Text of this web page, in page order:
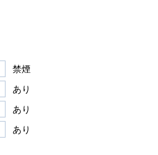
禁煙
あり
あり
あり